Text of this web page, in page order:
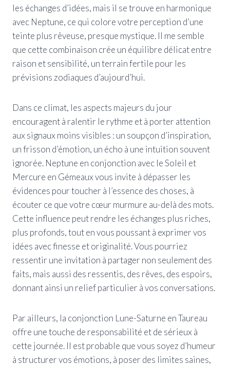
les échanges d’idées, mais il se trouve en harmonique
avec Neptune, ce qui colore votre perception d’une
teinte plus rêveuse, presque mystique. Il me semble
que cette combinaison crée un équilibre délicat entre
raison et sensibilité, un terrain fertile pour les
prévisions zodiaques d’aujourd’hui.
Dans ce climat, les aspects majeurs du jour
encouragent à ralentir le rythme et à porter attention
aux signaux moins visibles : un soupçon d’inspiration,
un frisson d’émotion, un écho à une intuition souvent
ignorée. Neptune en conjonction avec le Soleil et
Mercure en Gémeaux vous invite à dépasser les
évidences pour toucher à l’essence des choses, à
écouter ce que votre cœur murmure au-delà des mots.
Cette influence peut rendre les échanges plus riches,
plus profonds, tout en vous poussant à exprimer vos
idées avec finesse et originalité. Vous pourriez
ressentir une invitation à partager non seulement des
faits, mais aussi des ressentis, des rêves, des espoirs,
donnant ainsi un relief particulier à vos conversations.
Par ailleurs, la conjonction Lune-Saturne en Taureau
offre une touche de responsabilité et de sérieux à
cette journée. Il est probable que vous soyez d’humeur
à structurer vos émotions, à poser des limites saines,